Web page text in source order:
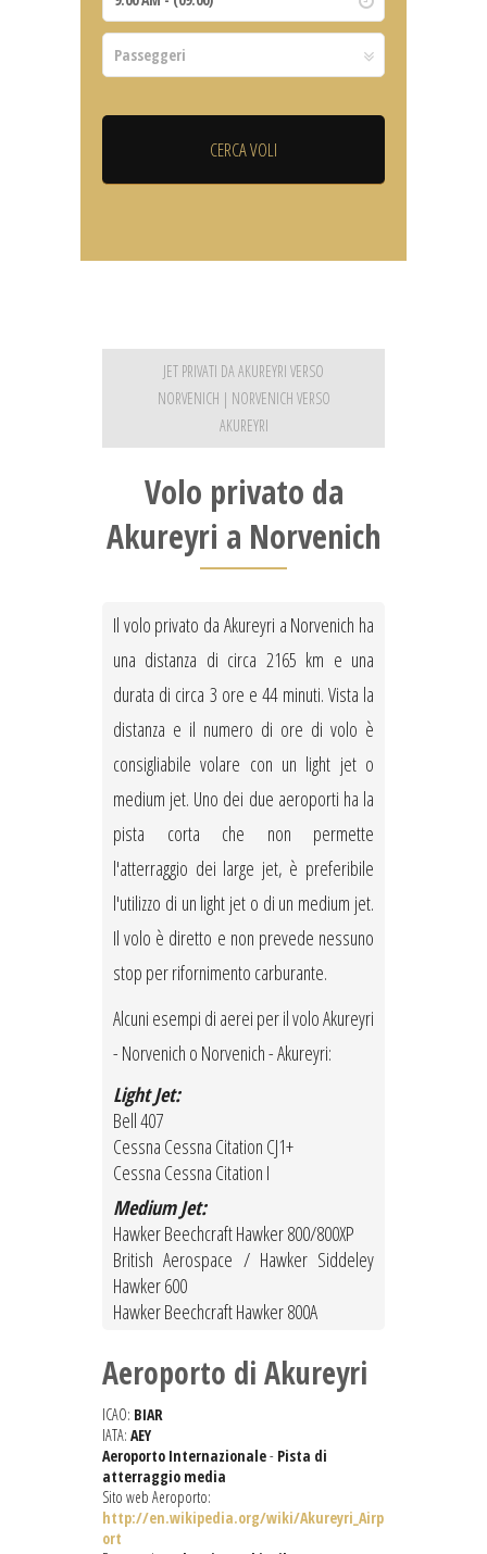
JET PRIVATI DA AKUREYRI VERSO
NORVENICH | NORVENICH VERSO
AKUREYRI
Volo privato da
Akureyri a Norvenich
Il volo privato da Akureyri a Norvenich ha
una distanza di circa 2165 km e una
durata di circa 3 ore e 44 minuti. Vista la
distanza e il numero di ore di volo è
consigliabile volare con un light jet o
medium jet. Uno dei due aeroporti ha la
pista corta che non permette
l'atterraggio dei large jet, è preferibile
l'utilizzo di un light jet o di un medium jet.
Il volo è diretto e non prevede nessuno
stop per rifornimento carburante.
Alcuni esempi di aerei per il volo Akureyri
- Norvenich o Norvenich - Akureyri:
Light Jet:
Bell 407
Cessna Cessna Citation CJ1+
Cessna Cessna Citation I
Medium Jet:
Hawker Beechcraft Hawker 800/800XP
British Aerospace / Hawker Siddeley
Hawker 600
Hawker Beechcraft Hawker 800A
Aeroporto di Akureyri
ICAO: BIAR
IATA: AEY
Aeroporto Internazionale- Pista di
atterraggio media
Sito web Aeroporto:
http://en.wikipedia.org/wiki/Akureyri_Airp
ort